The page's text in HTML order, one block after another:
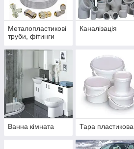
Металопластикові
труби, фітинги
Каналізація
Ванна кімната Тара пластикова